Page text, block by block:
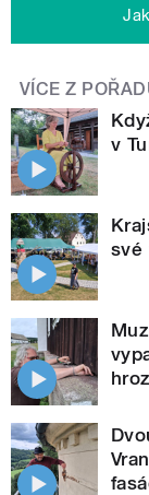
VÍCE Z
v
své